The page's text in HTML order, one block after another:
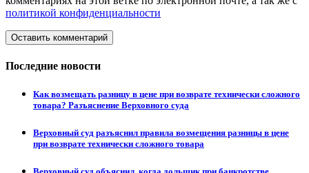
политикой конфиденциальности
Оставить комментарий
Последние новости
Как возмещать разницу в цене при возврате технически сложного
товара? Разъяснение Верховного суда
Верховный суд разъяснил правила возмещения разницы в цене
при возврате технически сложного товара